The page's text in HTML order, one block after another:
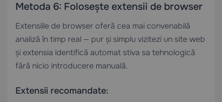
Metoda 6: Folosește extensii de browser
Extensiile de browser oferă cea mai convenabilă
analiză în timp real — pur și simplu vizitezi un site web
și extensia identifică automat stiva sa tehnologică
fără nicio introducere manuală.
Extensii recomandate: